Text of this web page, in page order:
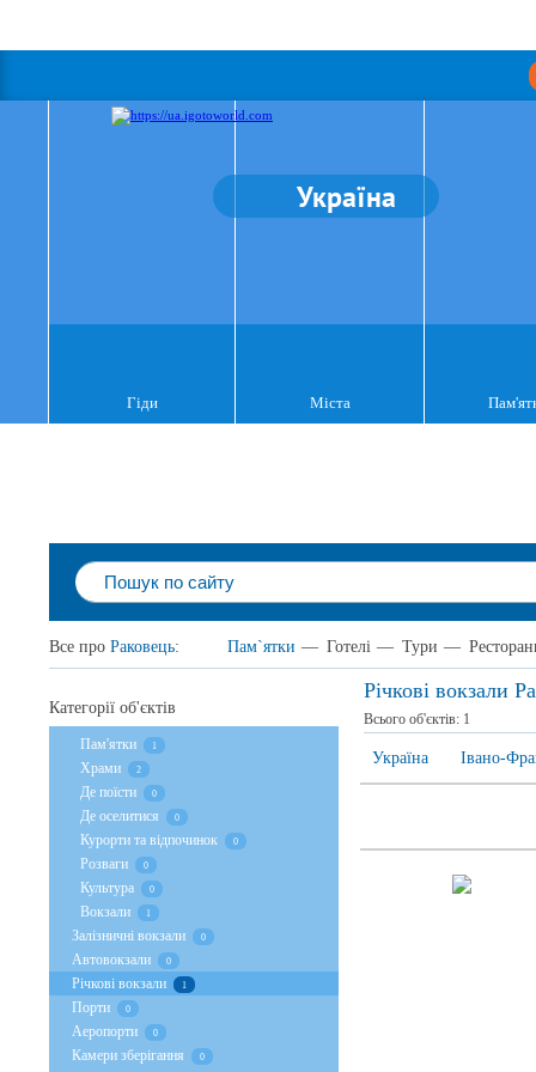
Україна
Гіди Міста
Все про Раковець: Пам`ятки — Готелі — Тури —
Річкові вокзали
Всього об'єктів: 1
Україна Івано-
Категорії об'єктів
Пам'ятки 1
Храми 2
Де поїсти 0
Де оселитися 0
Курорти та відпочинок 0
Розваги 0
Культура 0
Вокзали 1
Залізничні вокзали 0
Автовокзали 0
Річкові вокзали 1
Порти 0
Аеропорти 0
Камери зберігання 0